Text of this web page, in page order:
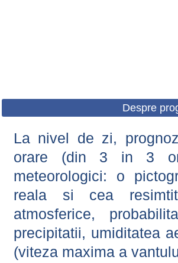
Despre
La nivel de zi,
orare (din 3 in 3
meteorologici: o
reala si cea
atmosferice,
precipitatii, umiditatea
(viteza maxima a